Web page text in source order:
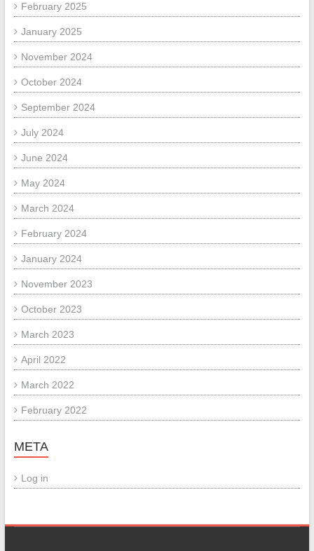
February 2025
January 2025
November 2024
October 2024
September 2024
July 2024
June 2024
May 2024
March 2024
February 2024
January 2024
November 2023
October 2023
March 2023
April 2022
March 2022
February 2022
META
Log in